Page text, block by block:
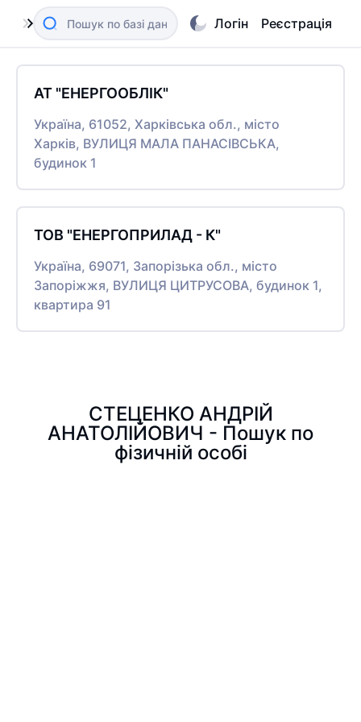
Логін Реєстрація
АТ "ЕНЕРГООБЛІК"
Україна, 61052, Харківська обл., місто
Харків, ВУЛИЦЯ МАЛА ПАНАСІВСЬКА,
будинок 1
ТОВ "ЕНЕРГОПРИЛАД - К"
Україна, 69071, Запорізька обл., місто
Запоріжжя, ВУЛИЦЯ ЦИТРУСОВА, будинок 1,
квартира 91
СТЕЦЕНКО АНДРІЙ
АНАТОЛІЙОВИЧ - Пошук по
фізичній особі